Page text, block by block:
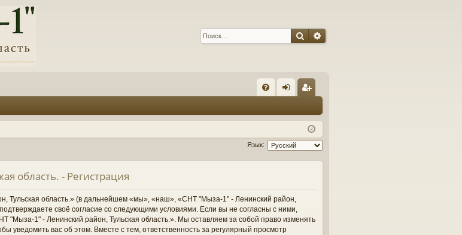
ПоискРасширенный поиск
Q д ис
тр
ац
Язык:
область. - Регистрация
Тульская область.» (в дальнейшем «мы», «наш», «СНТ "Мыза-1" - Ленинский район,
своё согласие со следующими условиями. Если вы не согласны с ними,
"Мыза-1" - Ленинский район, Тульская область.». Мы оставляем за собой право изменять
уведомить вас об этом. Вместе с тем, ответственность за регулярный просмотр